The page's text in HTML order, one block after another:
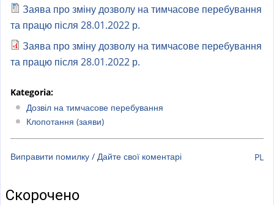
a
l
Заява про зміну дозволу на тимчасове перебування
та працю після 28.01.2022 р.
Заява про зміну дозволу на тимчасове перебування
та працю після 28.01.2022 р.
Kategoria:
Дозвіл на тимчасове перебування
Клопотання (заяви)
Виправити помилку / Дайте свої коментарі PL
Скорочено